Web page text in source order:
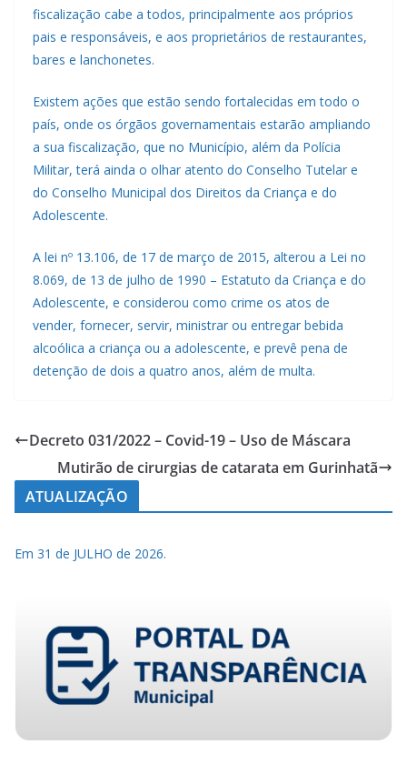
fiscalização cabe a todos, principalmente aos próprios
pais e responsáveis, e aos proprietários de restaurantes,
bares e lanchonetes.
Existem ações que estão sendo fortalecidas em todo o
país, onde os órgãos governamentais estarão ampliando
a sua fiscalização, que no Município, além da Polícia
Militar, terá ainda o olhar atento do Conselho Tutelar e
do Conselho Municipal dos Direitos da Criança e do
Adolescente.
A lei nº 13.106, de 17 de março de 2015, alterou a Lei no
8.069, de 13 de julho de 1990 – Estatuto da Criança e do
Adolescente, e considerou como crime os atos de
vender, fornecer, servir, ministrar ou entregar bebida
alcoólica a criança ou a adolescente, e prevê pena de
detenção de dois a quatro anos, além de multa.
Decreto 031/2022 – Covid-19 – Uso de Máscara
Mutirão de cirurgias de catarata em Gurinhatã
ATUALIZAÇÃO
Em 31 de JULHO de 2026.